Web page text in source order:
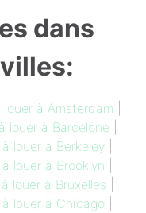
dans
à Amsterdam
louer à Barcelone
louer à Berkeley
louer à Brooklyn
louer à Bruxelles
louer à Chicago